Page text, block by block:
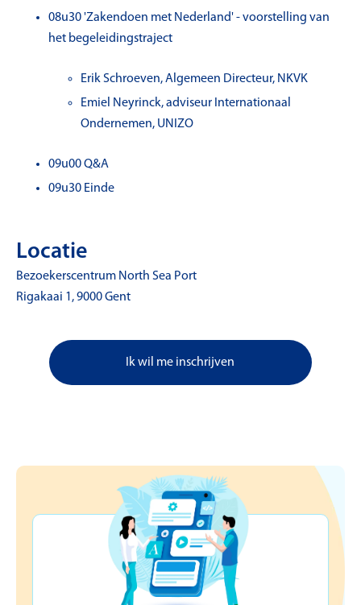
08u30 'Zakendoen met Nederland' - voorstelling van
het begeleidingstraject
Erik Schroeven, Algemeen Directeur, NKVK
Emiel Neyrinck, adviseur Internationaal
Ondernemen, UNIZO
09u00 Q&A
09u30 Einde
Locatie
Bezoekerscentrum North Sea Port
Rigakaai 1, 9000 Gent
Ik wil me inschrijven